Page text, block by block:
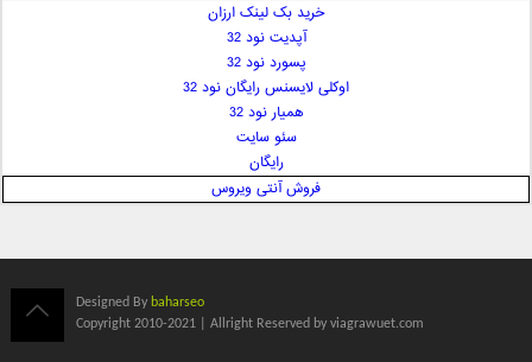
ایمان غلامی
بابک جهانبخش
خرید بک لینک ارزان
آپدیت نود 32
پسورد نود 32
اوکلی لایسنس رایگان نود 32
همیار نود 32
سئو سایت
رایگان
فروش آنتی ویروس
Designed By baharseo
Copyright 2010-2021 | Allright Reserved by viagrawuet.com